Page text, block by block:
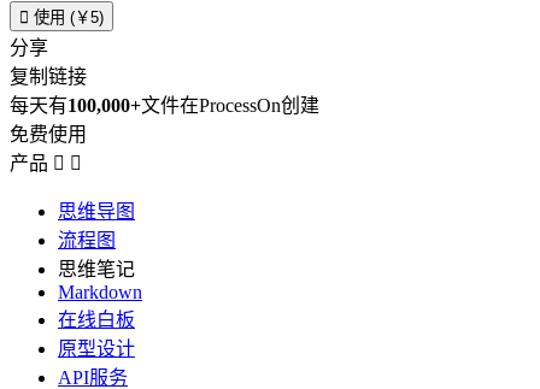
 使用 (￥5)
分享
复制链接
每天有100,000+文件在ProcessOn创建
免费使用
产品  
思维导图
流程图
思维笔记
Markdown
在线白板
原型设计
API服务